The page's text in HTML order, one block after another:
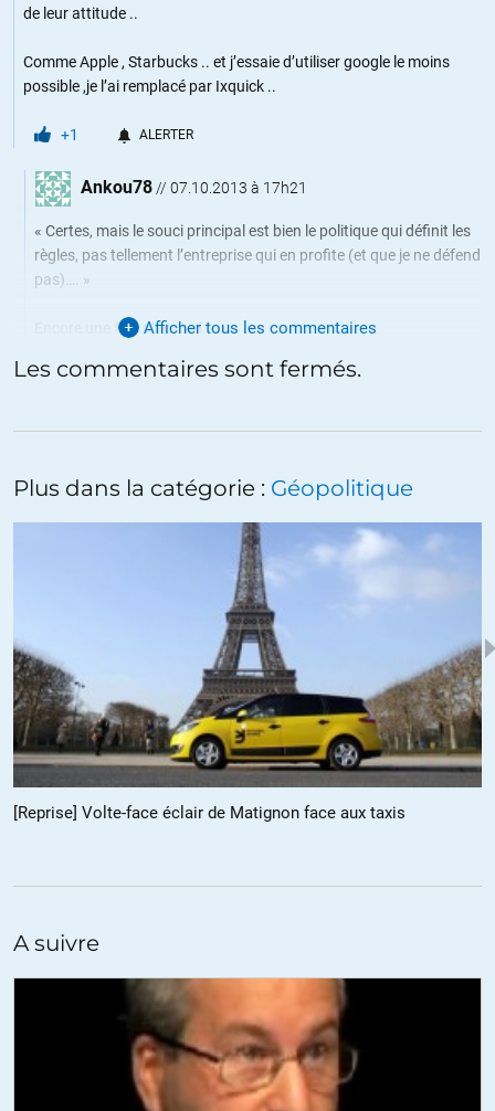
de leur attitude ..
Comme Apple , Starbucks .. et j’essaie d’utiliser google le moins
possible ,je l’ai remplacé par Ixquick ..
+1 ALERTER
Ankou78// 07.10.2013 à 17h21
« Certes, mais le souci principal est bien le politique qui définit les
règles, pas tellement l’entreprise qui en profite (et que je ne défend
pas)…. »
Encore une fois d’accord.
Mais ce qu’il faut aussi dire c’est que les lobbies sont tellement
ALERTER
//08.10.2013 à 11h03
J’ai commandé deux fois à la FNAC. La 1ère fois, cela s’est mal
passé (livre prétendument en stock, livré finalement 4 semaines
en retard). La 2ème fois, idem.
J’ai arrêté.
Jamais eu de problèmes avec Amazon (au contraire, ils m’ont aidé
à régler un litige avec la Poste: les colis qui disparaissent à Noël,
Chacun son avis.
Moi, la FNAC, je commande un livre et je reçois la commande
d’un autre client. Il ne me renvoient ma commande qu’après
avoir reçu en retour la commande de l’autre client. Bref, j’ai
annulé ma commande et leur ai renvoyé ce qui leur revenait de
Afficher tous les commentaires
Les commentaires sont fermés.
Plus dans la catégorie : Géopolitique
[Reprise] Volte-face éclair de Matignon face aux taxis
A suivre